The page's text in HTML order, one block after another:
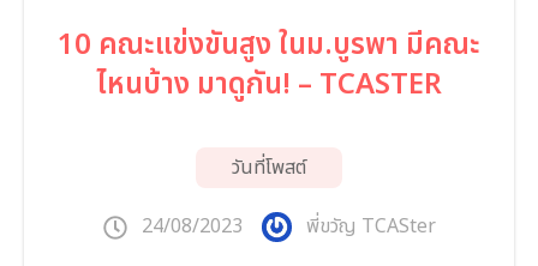
10 คณะแข่งขันสูง ในม.บูรพา มีคณะ
ไหนบ้าง มาดูกัน! – TCASTER
วันที่โพสต์
24/08/2023 พี่ขวัญ TCASter